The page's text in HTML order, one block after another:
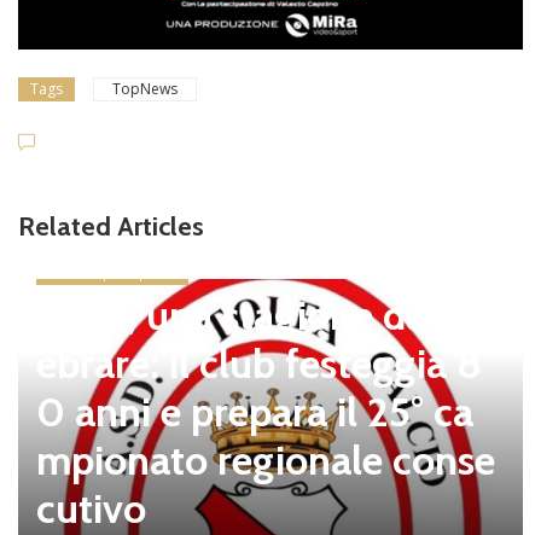
Tags TopNews
Related Articles
Tolfa, una stagione da cel
ebrare: il club festeggia 8
0 anni e prepara il 25° ca
mpionato regionale conse
cutivo